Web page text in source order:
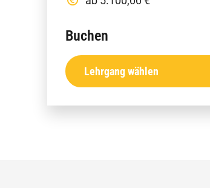
Buchen
Lehrgang wählen